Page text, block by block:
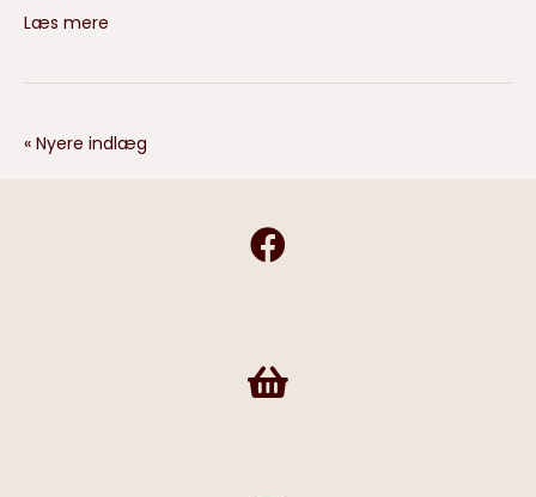
Læs mere
« Nyere indlæg
Frivilligshop